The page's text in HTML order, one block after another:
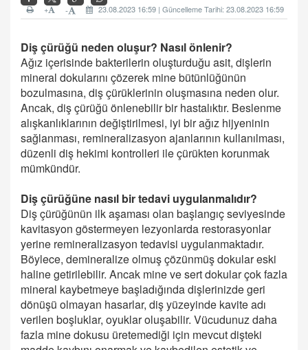
23.08.2023 16:59 | Güncelleme Tarihi: 23.08.2023 16:59
-
+
Diş çürüğü neden oluşur? Nasıl önlenir?
Ağız içerisinde bakterilerin oluşturduğu asit, dişlerin
mineral dokularını çözerek mine bütünlüğünün
bozulmasına, diş çürüklerinin oluşmasına neden olur.
Ancak, diş çürüğü önlenebilir bir hastalıktır. Beslenme
alışkanlıklarının değiştirilmesi, iyi bir ağız hijyeninin
sağlanması, remineralizasyon ajanlarının kullanılması,
düzenli diş hekimi kontrolleri ile çürükten korunmak
mümkündür.
Diş çürüğüne nasıl bir tedavi uygulanmalıdır?
Diş çürüğünün ilk aşaması olan başlangıç seviyesinde
kavitasyon göstermeyen lezyonlarda restorasyonlar
yerine remineralizasyon tedavisi uygulanmaktadır.
Böylece, demineralize olmuş çözünmüş dokular eski
haline getirilebilir. Ancak mine ve sert dokular çok fazla
mineral kaybetmeye başladığında dişlerinizde geri
dönüşü olmayan hasarlar, diş yüzeyinde kavite adı
verilen boşluklar, oyuklar oluşabilir. Vücudunuz daha
fazla mine dokusu üretemediği için mevcut dişteki